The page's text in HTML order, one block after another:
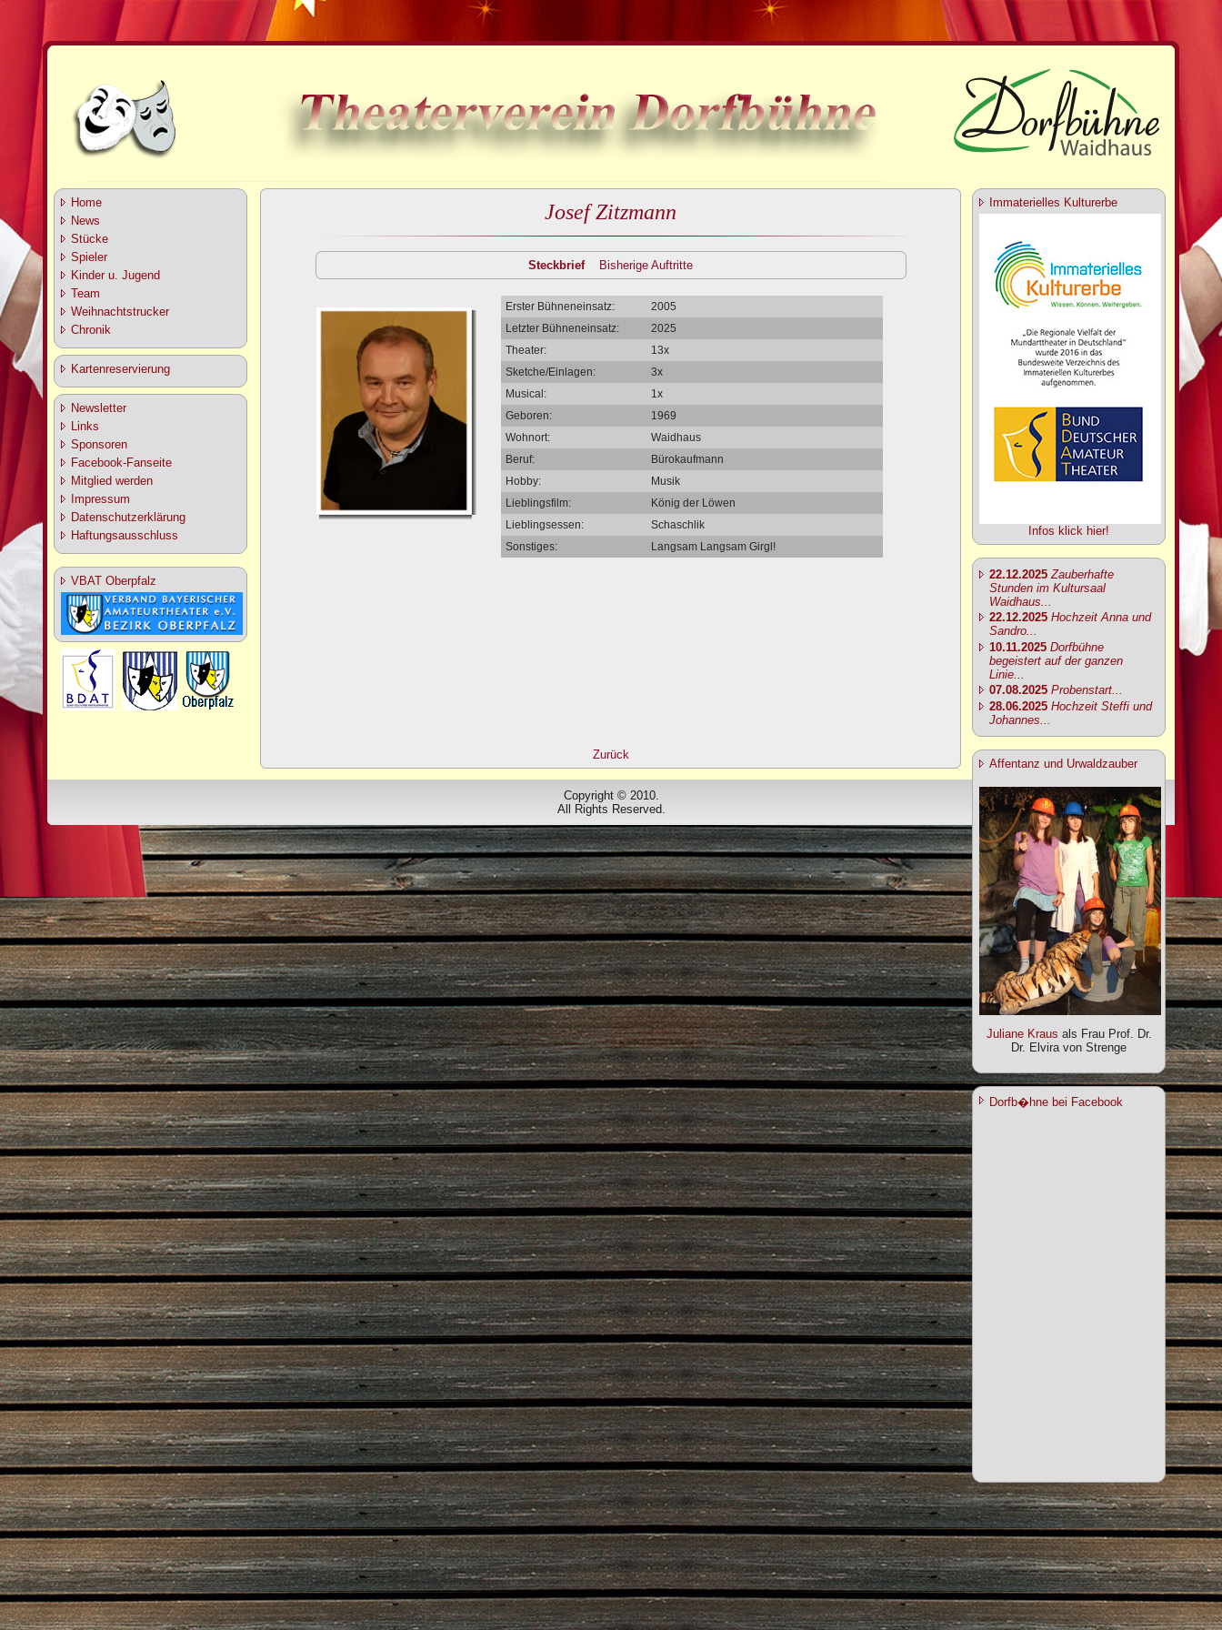
Home
News
Stücke
Spieler
Kinder u. Jugend
Team
Weihnachtstrucker
Chronik
Kartenreservierung
Newsletter
Links
Sponsoren
Facebook-Fanseite
Mitglied werden
Impressum
Datenschutzerklärung
Haftungsausschluss
VBAT Oberpfalz
Josef Zitzmann
Steckbrief Bisherige Auftritte
Erster Bühneneinsatz:
2005
Letzter Bühneneinsatz:
2025
Theater:
13x
Sketche/Einlagen:
3x
Musical:
1x
Geboren:
1969
Wohnort:
Waidhaus
Beruf:
Bürokaufmann
Hobby:
Musik
Lieblingsfilm:
König der Löwen
Lieblingsessen:
Schaschlik
Sonstiges:
Langsam Langsam Girgl!
Zurück
Immaterielles Kulturerbe
Infos klick hier!
22.12.2025 Zauberhafte
Stunden im Kultursaal
Waidhaus...
22.12.2025 Hochzeit Anna und
Sandro...
10.11.2025 Dorfbühne
begeistert auf der ganzen
Linie...
07.08.2025 Probenstart...
28.06.2025 Hochzeit Steffi und
Johannes...
Affentanz und Urwaldzauber
Juliane Kraus als Frau Prof. Dr.
Dr. Elvira von Strenge
Dorfb�hne bei Facebook
Copyright © 2010.
All Rights Reserved.
Designed by www.dorfbuehne.de